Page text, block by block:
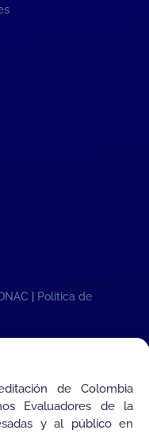
Política de
07:45:32
con el Mundo
de Colombia
Evaluadores de la
y al público en